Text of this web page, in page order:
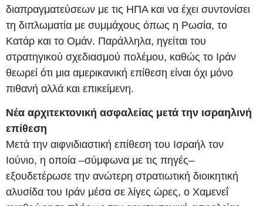
διαπραγματεύσεων με τις ΗΠΑ και να έχει συντονίσει
τη διπλωματία με συμμάχους όπως η Ρωσία, το
Κατάρ και το Ομάν. Παράλληλα, ηγείται του
στρατηγικού σχεδιασμού πολέμου, καθώς το Ιράν
θεωρεί ότι μια αμερικανική επίθεση είναι όχι μόνο
πιθανή αλλά και επικείμενη.
Νέα αρχιτεκτονική ασφαλείας μετά την ισραηλινή
επίθεση
Μετά την αιφνιδιαστική επίθεση του Ισραήλ τον
Ιούνιο, η οποία –σύμφωνα με τις πηγές–
εξουδετέρωσε την ανώτερη στρατιωτική διοικητική
αλυσίδα του Ιράν μέσα σε λίγες ώρες, ο Χαμενεΐ